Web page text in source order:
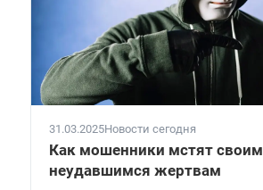
31.03.2025Новости сегодня
Как мошенники мстят своим
неудавшимся жертвам